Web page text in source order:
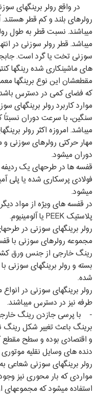
در واقع رولر برینگ‏های
رولرهای بلند و کم قطر
می‏باشد. قطر رولر سوزنی در
سوزنی تخت یا گرد است.
های ماشین‏کاری شده رینگ‏ها
مقطع‏شان این نوع برینگ‏ها
که فضای کمی در دسترس باشد
موارد کاربرد رولر برینگ‏های
سنگین، با سرعت دوران
می‏باشد. امروزه اکثر رولر
مهار حرکتی رولرهای سوزنی
دوران می‏شود.
قفسه‏ ها در طرح‏های یک
فولادی پرسکاری شده یا پلی‏
می‏شود.
در قفسه ‏های ویژه از مواد
پلاستیک PEEK یا آلومینیوم.
رولر برینگ‏های سوزنی در
مجموعه رولرهای سوزنی با
رینگ خارجی از جنس ورق
بسته و رولر برینگ‏های سوزنی
شده.
رولر برینگ‏های سوزنی در
طرفه نیز در دسترس می‏باشند.
- با پرسی جازدن رینگ خارجی
برینگ باعث تغییر شکل رینگ
و اقتصادی بوده و سطح مقطع
دنده ‏های وسایل نقلیه موتوری
رولر برینگ‏های سوزنی شعاعی
مواردی که بار محوری نیز
استفاده می‏شود که